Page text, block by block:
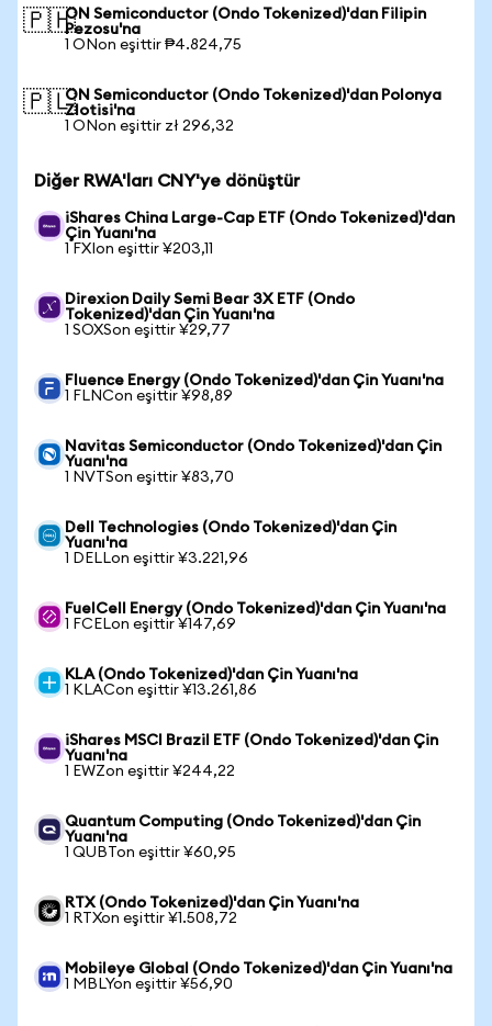
🇵🇭ON Semiconductor (Ondo Tokenized)'dan Filipin
Pezosu'na
1 ONon eşittir ₱4.824,75
🇵🇱ON Semiconductor (Ondo Tokenized)'dan Polonya
Zlotisi'na
1 ONon eşittir zł 296,32
Diğer RWA'ları CNY'ye dönüştür
iShares China Large-Cap ETF (Ondo Tokenized)'dan
Çin Yuanı'na
1 FXIon eşittir ¥203,11
Direxion Daily Semi Bear 3X ETF (Ondo
Tokenized)'dan Çin Yuanı'na
1 SOXSon eşittir ¥29,77
Fluence Energy (Ondo Tokenized)'dan Çin Yuanı'na
1 FLNCon eşittir ¥98,89
Navitas Semiconductor (Ondo Tokenized)'dan Çin
Yuanı'na
1 NVTSon eşittir ¥83,70
Dell Technologies (Ondo Tokenized)'dan Çin
Yuanı'na
1 DELLon eşittir ¥3.221,96
FuelCell Energy (Ondo Tokenized)'dan Çin Yuanı'na
1 FCELon eşittir ¥147,69
KLA (Ondo Tokenized)'dan Çin Yuanı'na
1 KLACon eşittir ¥13.261,86
iShares MSCI Brazil ETF (Ondo Tokenized)'dan Çin
Yuanı'na
1 EWZon eşittir ¥244,22
Quantum Computing (Ondo Tokenized)'dan Çin
Yuanı'na
1 QUBTon eşittir ¥60,95
RTX (Ondo Tokenized)'dan Çin Yuanı'na
1 RTXon eşittir ¥1.508,72
Mobileye Global (Ondo Tokenized)'dan Çin Yuanı'na
1 MBLYon eşittir ¥56,90